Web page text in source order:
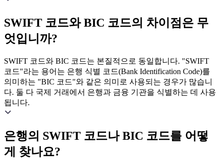
SWIFT 코드와 BIC 코드의 차이점은 무
엇입니까?
SWIFT 코드와 BIC 코드는 본질적으로 동일합니다. "SWIFT
코드"라는 용어는 은행 식별 코드(Bank Identification Code)를
의미하는 "BIC 코드"와 같은 의미로 사용되는 경우가 많습니
다. 둘 다 국제 거래에서 은행과 금융 기관을 식별하는 데 사용
됩니다.
은행의 SWIFT 코드나 BIC 코드를 어떻
게 찾나요?